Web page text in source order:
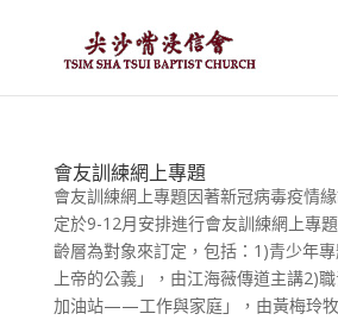
會友訓練網上專題
會友訓練網上專題因著新冠病毒疫情
定於9-12月安排進行會友訓練網上專
齡層為對象來訂定，包括：1)青少年
上帝的公義」，由江海薇傳道主講2)
加油站——工作與家庭」，由黃梅玲